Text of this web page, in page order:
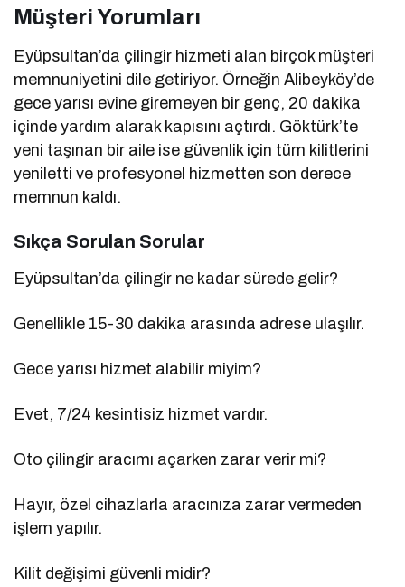
Müşteri Yorumları
Eyüpsultan’da çilingir hizmeti alan birçok müşteri
memnuniyetini dile getiriyor. Örneğin Alibeyköy’de
gece yarısı evine giremeyen bir genç, 20 dakika
içinde yardım alarak kapısını açtırdı. Göktürk’te
yeni taşınan bir aile ise güvenlik için tüm kilitlerini
yeniletti ve profesyonel hizmetten son derece
memnun kaldı.
Sıkça Sorulan Sorular
Eyüpsultan’da çilingir ne kadar sürede gelir?
Genellikle 15-30 dakika arasında adrese ulaşılır.
Gece yarısı hizmet alabilir miyim?
Evet, 7/24 kesintisiz hizmet vardır.
Oto çilingir aracımı açarken zarar verir mi?
Hayır, özel cihazlarla aracınıza zarar vermeden
işlem yapılır.
Kilit değişimi güvenli midir?